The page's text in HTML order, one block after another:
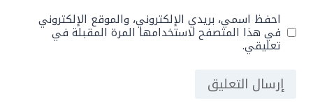
احفظ اسمي، بريدي الإلكتروني، والموقع الإلكتروني
في هذا المتصفح لاستخدامها المرة المقبلة في
تعليقي.